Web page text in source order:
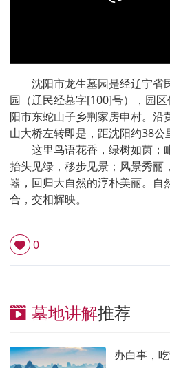
开始
沈阳市龙生墓园是经辽宁省
园（辽民经墓字[100]号），园
阳市东蛇山子乡荆家房申村。沿
山大桥左转即是，距沈阳约38公
这里鸟语花香，绿树如茵；
抬头见绿，移步见景；风景秀丽
嚣，回归大自然的淳朴美丽。自
合，交相辉映。
0
墓地讲解推荐
办白事，